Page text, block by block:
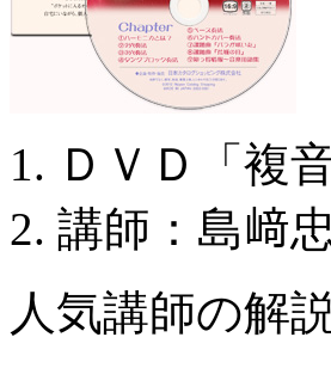
ＤＶＤ「複
講師：島﨑
人気講師の解